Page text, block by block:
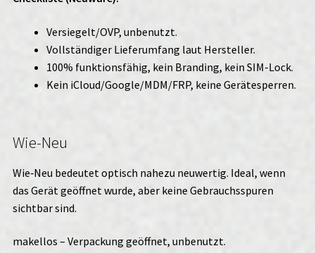
Versiegelt/OVP, unbenutzt.
Vollständiger Lieferumfang laut Hersteller.
100% funktionsfähig, kein Branding, kein SIM-Lock.
Kein iCloud/Google/MDM/FRP, keine Gerätesperren.
Wie-Neu
Wie‑Neu bedeutet optisch nahezu neuwertig. Ideal, wenn
das Gerät geöffnet wurde, aber keine Gebrauchsspuren
sichtbar sind.
makellos – Verpackung geöffnet, unbenutzt.